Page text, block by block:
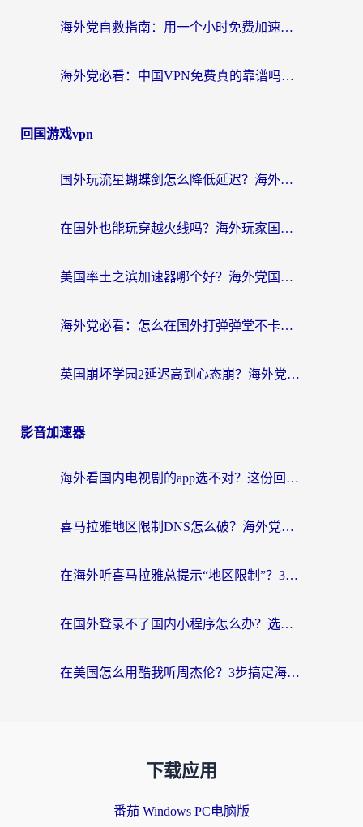
海外党自救指南：用一个小时免费加速器，轻松打破国内资源访问壁垒？
海外党必看：中国VPN免费真的靠谱吗？手把手教你选对回国加速器
回国游戏vpn
国外玩流星蝴蝶剑怎么降低延迟？海外党必看的加速秘籍（含欧洲鸣潮&彩虹岛优化攻略）
在国外也能玩穿越火线吗？海外玩家国服游戏畅玩终极指南
美国率土之滨加速器哪个好？海外党国服游戏畅玩终极指南（附多游戏解决方案）
海外党必看：怎么在国外打弹弹堂不卡？番茄加速器亲测指南
英国崩坏学园2延迟高到心态崩？海外党国服游戏加速终极指南
影音加速器
海外看国内电视剧的app选不对？这份回国加速器避坑指南帮你流畅追剧
喜马拉雅地区限制DNS怎么破？海外党听国内音乐听书的终极解决方案
在海外听喜马拉雅总提示“地区限制”？3步轻松解除+听国内音乐全攻略
在国外登录不了国内小程序怎么办？选对回国加速器，轻松解锁国内资源
在美国怎么用酷我听周杰伦？3步搞定海外听歌难题
下载应用
番茄 Windows PC电脑版